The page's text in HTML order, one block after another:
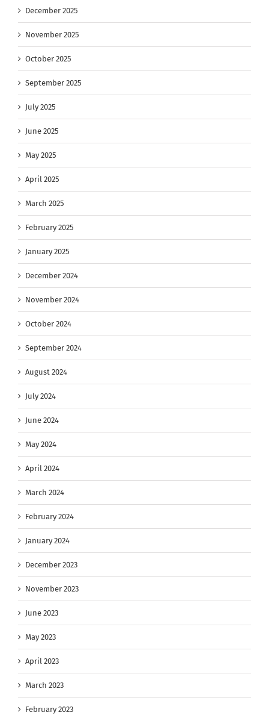
December 2025
November 2025
October 2025
September 2025
July 2025
June 2025
May 2025
April 2025
March 2025
February 2025
January 2025
December 2024
November 2024
October 2024
September 2024
August 2024
July 2024
June 2024
May 2024
April 2024
March 2024
February 2024
January 2024
December 2023
November 2023
June 2023
May 2023
April 2023
March 2023
February 2023